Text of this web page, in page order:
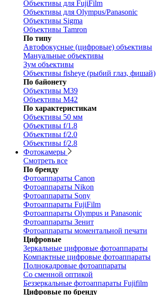
Объективы для FujiFilm
Объективы для Olympus/Panasonic
Объективы Sigma
Объективы Tamron
По типу
Автофокусные (цифровые) объективы
Мануальные объективы
Зум объективы
Объективы fisheye (рыбий глаз, фишай)
По байонету
Объективы M39
Объективы M42
По характеристикам
Объективы 50 мм
Объективы f/1.8
Объективы f/2.0
Объективы f/2.8
Фотокамеры
Смотреть все
По бренду
Фотоаппараты Canon
Фотоаппараты Nikon
Фотоаппараты Sony
Фотоаппараты FujiFilm
Фотоаппараты Olympus и Panasonic
Фотоаппараты Зенит
Фотоаппараты моментальной печати
Цифровые
Зеркальные цифровые фотоаппараты
Компактные цифровые фотоаппараты
Полнокадровые фотоаппараты
Со сменной оптикой
Беззеркальные фотоаппараты Fujifilm
Цифровые по бренду